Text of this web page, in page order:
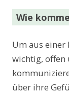
Wie
Um aus einer
wichtig, offen
über ihre